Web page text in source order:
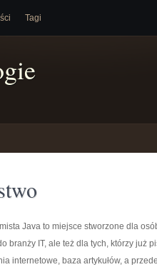
Tagi
Java to miejsce stworzone dla
branży IT, ale też dla tych, którzy już
internetowe, baza artykułów, a